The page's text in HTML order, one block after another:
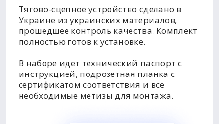
Тягово-сцепное устройство сделано в
Украине из украинских материалов,
прошедшее контроль качества. Комплект
полностью готов к установке.
В наборе идет технический паспорт с
инструкцией, подрозетная планка с
сертификатом соответствия и все
необходимые метизы для монтажа.